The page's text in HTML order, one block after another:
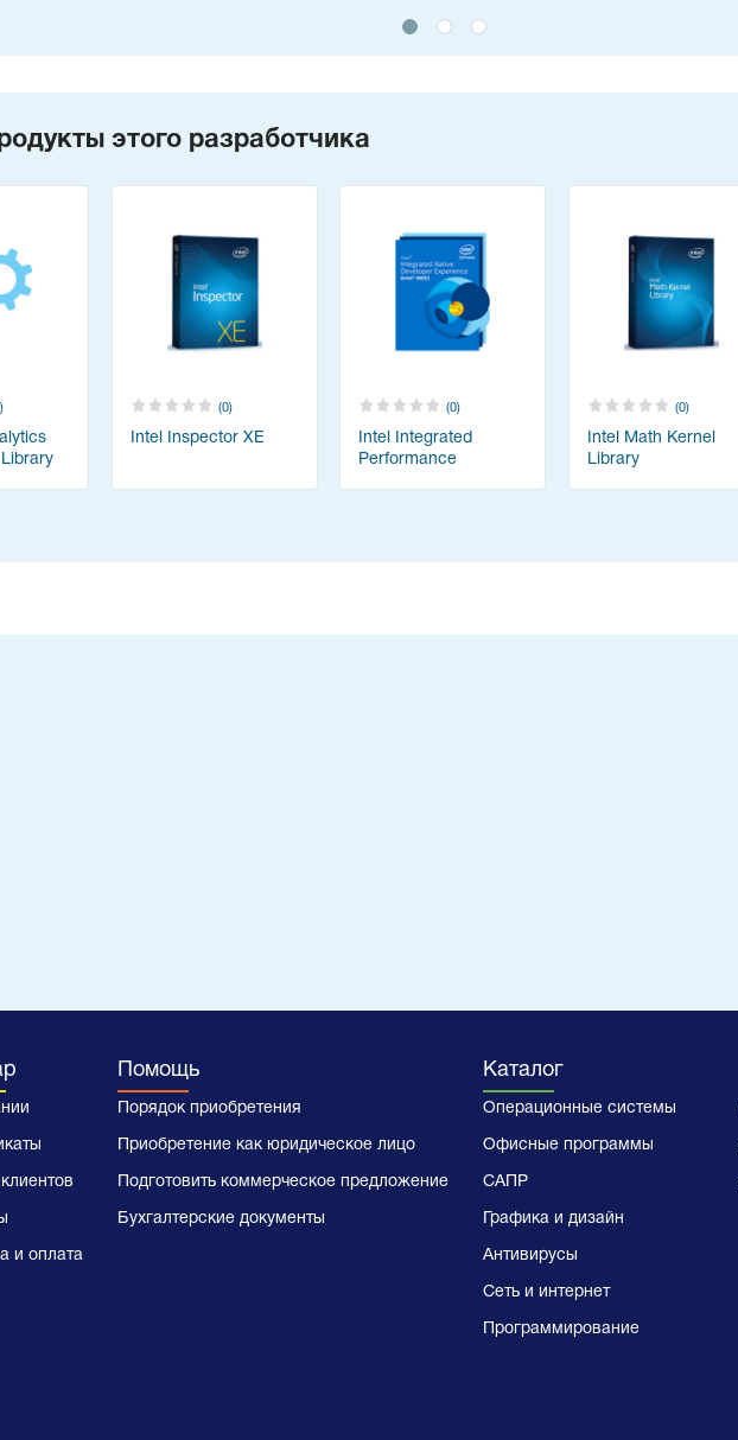
этого разработчика
(0)
Intel Inspector XE
(0)
Intel Integrated
Performance
(0)
Intel Math Kernel
Library
и оплата
Помощь
Порядок приобретения
Приобретение как юридическое лицо
Подготовить коммерческое предложение
Бухгалтерские документы
Каталог
Операционные системы
Офисные программы
САПР
Графика и дизайн
Антивирусы
Сеть и интернет
Программирование